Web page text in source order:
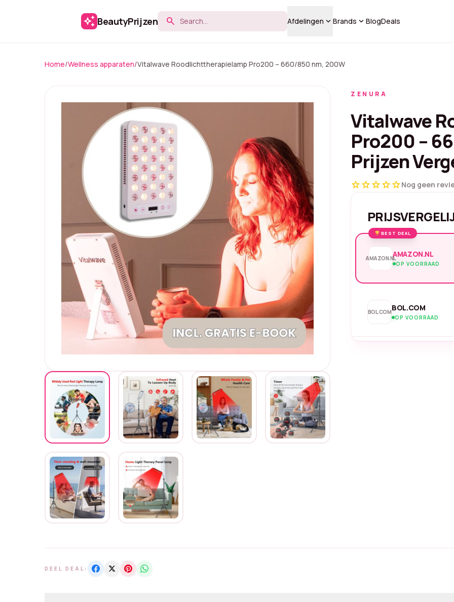
auto_awesome BeautyPrijzen search Afdelingen keyboard_arrow_downBrands keyboard_arrow_downBlogDeals
Home/Wellness apparaten/Vitalwave Roodlichttherapielamp Pro200 – 660/850 nm, 200W
ZENURA
Vitalwave
Pro200 –
Prijzen
starstarstarstarstarNog geen
BEST DEAL
AMAZON.NLAMAZON.NL
OP VOORRAAD
BOL.COMBOL.COM
OP VOORRAAD
DEEL DEAL: